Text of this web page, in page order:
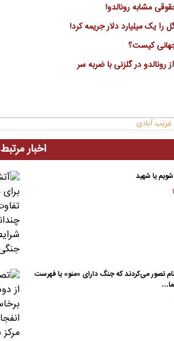
مشابه رونالدو!
را یک میلیارد دلار جریمه کرد!
جهانی کیست؟
در گلزنی با ضربه سر
غریب آبادی
اخبار مرتبط
یا شهید
تصور می‌کردند که جنگ دارای «منو» یا فهرست